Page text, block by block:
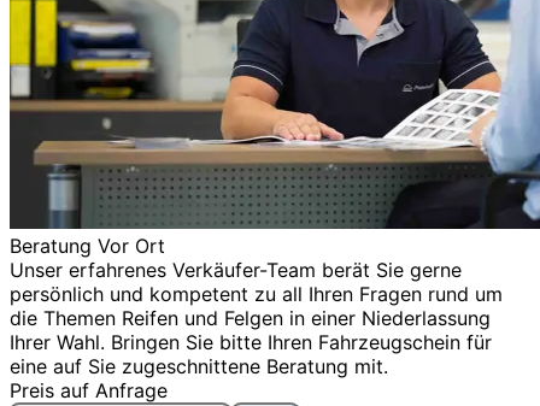
Beratung Vor Ort
Unser erfahrenes Verkäufer-Team berät Sie gerne
persönlich und kompetent zu all Ihren Fragen rund um
die Themen Reifen und Felgen in einer Niederlassung
Ihrer Wahl. Bringen Sie bitte Ihren Fahrzeugschein für
eine auf Sie zugeschnittene Beratung mit.
Preis auf Anfrage